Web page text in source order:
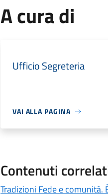
A cura di
Ufficio Segreteria
VAI ALLA PAGINA
Contenuti
Tradizioni Fede e comunità.